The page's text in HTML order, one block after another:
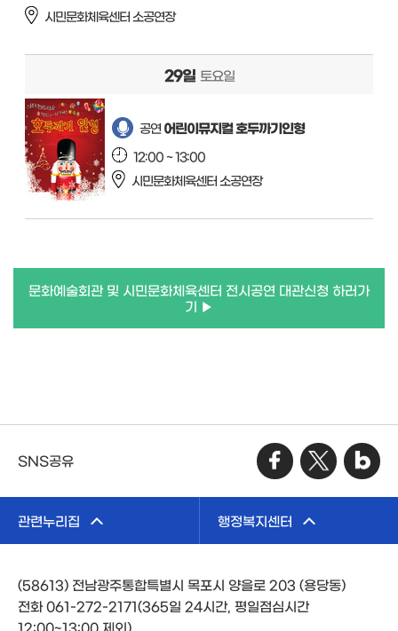
시민문화체육센터 소공연장
29일 토요일
공연 어린이뮤지컬 호두까기인형
12:00 ~ 13:00
시민문화체육센터 소공연장
문화예술회관 및 시민문화체육센터 전시공연 대관신청 하러가
기 ▶
SNS공유
관련누리집 행정복지센터
(58613) 전남광주통합특별시 목포시 양을로 203 (용당동)
전화 061-272-2171(365일 24시간, 평일점심시간
12:00~13:00 제외)